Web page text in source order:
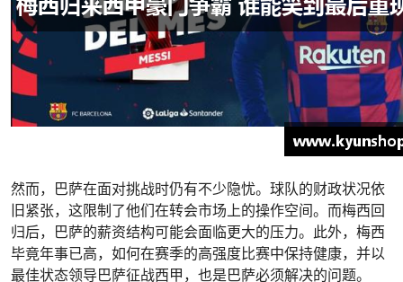
然而，巴萨在面对挑战时仍有不少隐忧。球队的财政状况依
旧紧张，这限制了他们在转会市场上的操作空间。而梅西回
归后，巴萨的薪资结构可能会面临更大的压力。此外，梅西
毕竟年事已高，如何在赛季的高强度比赛中保持健康，并以
最佳状态领导巴萨征战西甲，也是巴萨必须解决的问题。